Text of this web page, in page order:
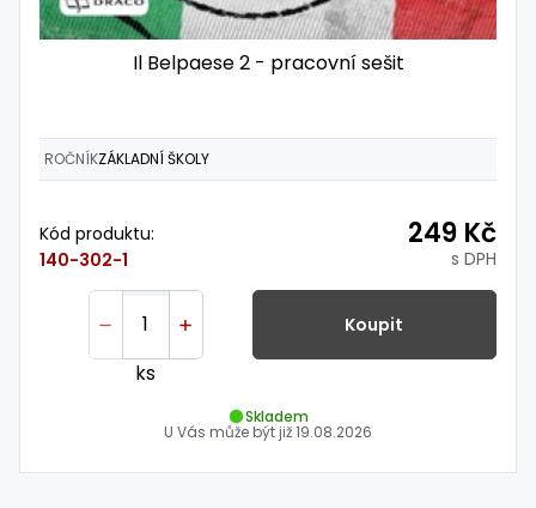
Il Belpaese 2 - pracovní sešit
ROČNÍKZÁKLADNÍ ŠKOLY
Kód produktu:
140-302-1
249 Kč
s DPH
ks
Koupit
Skladem
U Vás může být již19.08.2026